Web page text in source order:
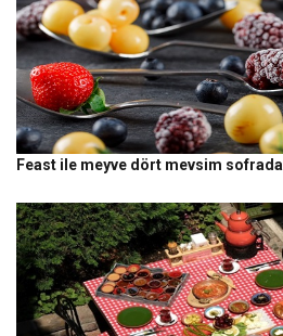
Feast ile meyve dört mevsim sofrada